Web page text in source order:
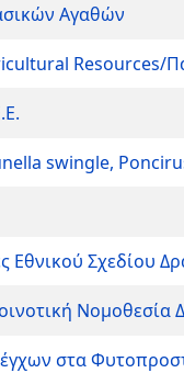
Αγαθών
Resources/
swingle,
Εθνικού Σχεδίου
Νομοθεσία
στα